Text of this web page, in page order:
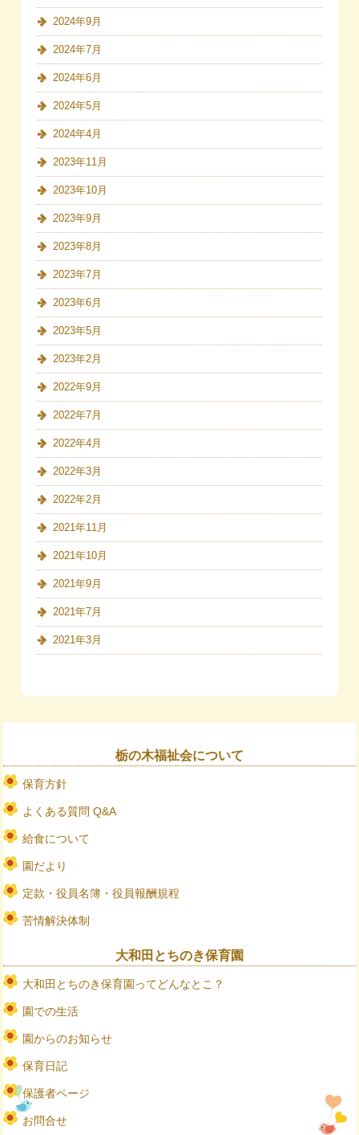
2024年9月
2024年7月
2024年6月
2024年5月
2024年4月
2023年11月
2023年10月
2023年9月
2023年8月
2023年7月
2023年6月
2023年5月
2023年2月
2022年9月
2022年7月
2022年4月
2022年3月
2022年2月
2021年11月
2021年10月
2021年9月
2021年7月
2021年3月
栃の木福祉会について
保育方針
よくある質問 Q&A
給食について
園だより
定款・役員名簿・役員報酬規程
苦情解決体制
大和田とちのき保育園
大和田とちのき保育園ってどんなとこ？
園での生活
園からのお知らせ
保育日記
保護者ページ
お問合せ